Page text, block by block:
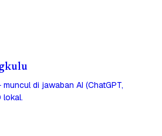
di jawaban AI (ChatGPT,
lokal.